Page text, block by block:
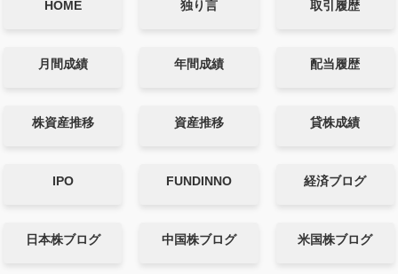
HOME 独り言 取引履歴
月間成績 年間成績 配当履歴
株資産推移 資産推移 貸株成績
IPO FUNDINNO 経済ブログ
日本株ブログ 中国株ブログ 米国株ブログ